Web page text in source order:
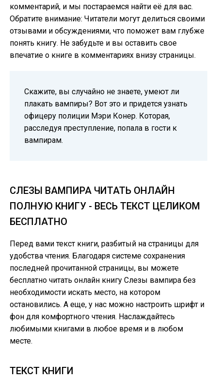
комментарий, и мы постараемся найти её для вас.
Обратите внимание: Читатели могут делиться своими
отзывами и обсуждениями, что поможет вам глубже
понять книгу. Не забудьте и вы оставить свое
впечатие о книге в комментариях внизу страницы.
Скажите, вы случайно не знаете, умеют ли
плакать вампиры? Вот это и придется узнать
офицеру полиции Мэри Конер. Которая,
расследуя преступление, попала в гости к
вампирам.
СЛЕЗЫ ВАМПИРА ЧИТАТЬ ОНЛАЙН
ПОЛНУЮ КНИГУ - ВЕСЬ ТЕКСТ ЦЕЛИКОМ
БЕСПЛАТНО
Перед вами текст книги, разбитый на страницы для
удобства чтения. Благодаря системе сохранения
последней прочитанной страницы, вы можете
бесплатно читать онлайн книгу Слезы вампира без
необходимости искать место, на котором
остановились. А еще, у нас можно настроить шрифт и
фон для комфортного чтения. Наслаждайтесь
любимыми книгами в любое время и в любом
месте.
ТЕКСТ КНИГИ